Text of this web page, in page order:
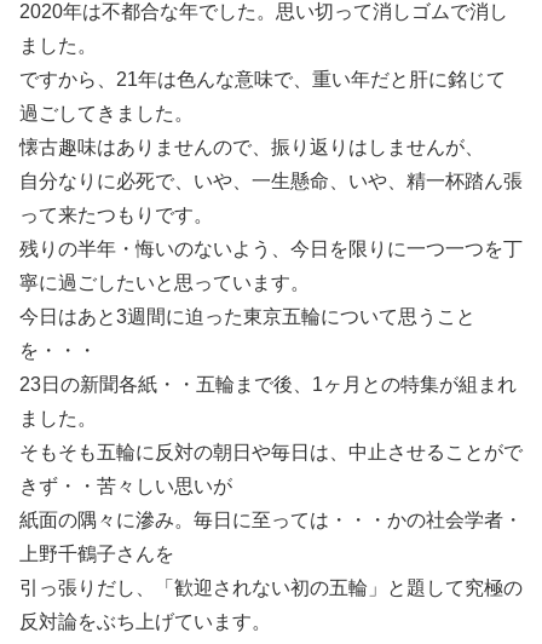
2020年は不都合な年でした。思い切って消しゴムで消し
ました。
ですから、21年は色んな意味で、重い年だと肝に銘じて
過ごしてきました。
懐古趣味はありませんので、振り返りはしませんが、
自分なりに必死で、いや、一生懸命、いや、精一杯踏ん張
って来たつもりです。
残りの半年・悔いのないよう、今日を限りに一つ一つを丁
寧に過ごしたいと思っています。
今日はあと3週間に迫った東京五輪について思うこと
を・・・
23日の新聞各紙・・五輪まで後、1ヶ月との特集が組まれ
ました。
そもそも五輪に反対の朝日や毎日は、中止させることがで
きず・・苦々しい思いが
紙面の隅々に滲み。毎日に至っては・・・かの社会学者・
上野千鶴子さんを
引っ張りだし、「歓迎されない初の五輪」と題して究極の
反対論をぶち上げています。